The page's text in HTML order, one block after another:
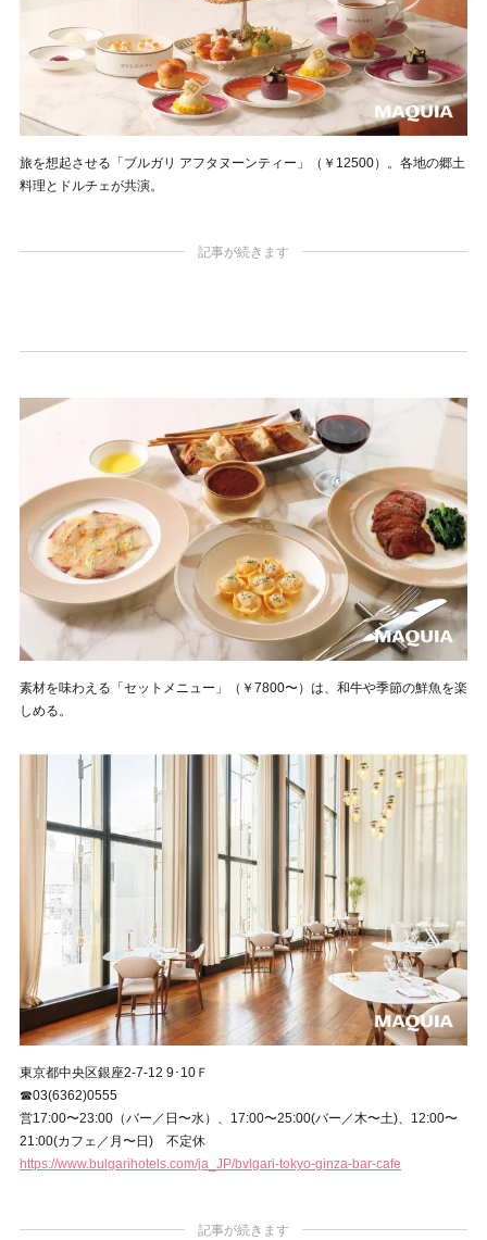
旅を想起させる「ブルガリ アフタヌーンティー」（￥12500）。各地の郷土
料理とドルチェが共演。
記事が続きます
素材を味わえる「セットメニュー」（￥7800〜）は、和牛や季節の鮮魚を楽
しめる。
東京都中央区銀座2-7-12 9･10Ｆ
☎03(6362)0555
営17:00〜23:00（バー／日〜水）、17:00〜25:00(バー／木〜土)、12:00〜
21:00(カフェ／月〜日) 不定休
https://www.bulgarihotels.com/ja_JP/bvlgari-tokyo-ginza-bar-cafe
記事が続きます